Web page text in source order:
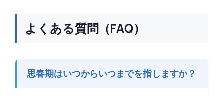
よくある質問（FAQ）
思春期はいつからいつまでを指しますか？